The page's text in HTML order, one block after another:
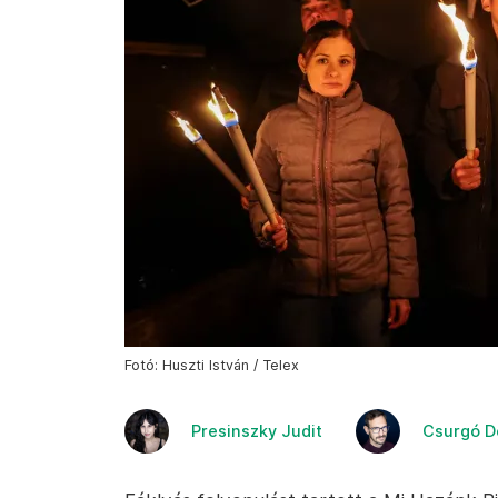
Fotó: Huszti István / Telex
Presinszky Judit Csurgó